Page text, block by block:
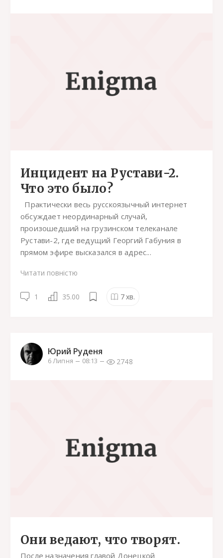
Инцидент на Рустави-2.
Что это было?
Практически весь русскоязычный интернет
обсуждает неординарный случай,
произошедший на грузинском телеканале
Рустави-2, где ведущий Георгий Габуния в
прямом эфире высказался в адрес...
Читати повністю
1 35.00 7хв.
Юрий Руденя
6 Липня 08:13 2748
Они ведают, что творят.
После назначения главой Донецкой